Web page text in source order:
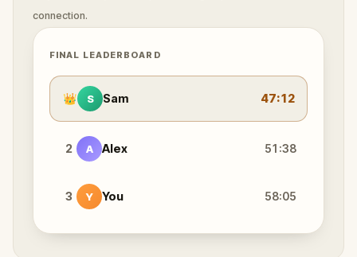
connection.
FINAL LEADERBOARD
👑 S Sam 47:12
2 A Alex 51:38
3 Y You 58:05